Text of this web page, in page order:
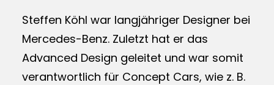
Steffen Köhl war langjähriger Designer bei
Mercedes-Benz. Zuletzt hat er das
Advanced Design geleitet und war somit
verantwortlich für Concept Cars, wie z. B.